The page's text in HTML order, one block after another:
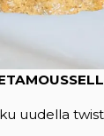
uudella